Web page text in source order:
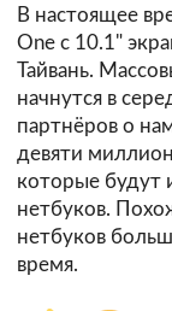
В настоящее
One с 10.1"
Тайвань.
начнутся в
партнёров о
девяти
которые будут
нетбуков.
нетбуков
время.